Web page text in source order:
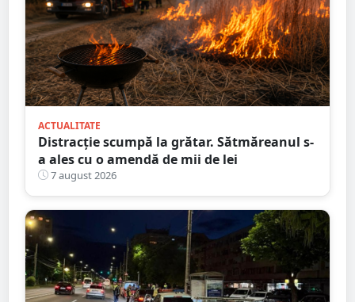
ACTUALITATE
Distracție scumpă la grătar. Sătmăreanul s-
a ales cu o amendă de mii de lei
7 august 2026